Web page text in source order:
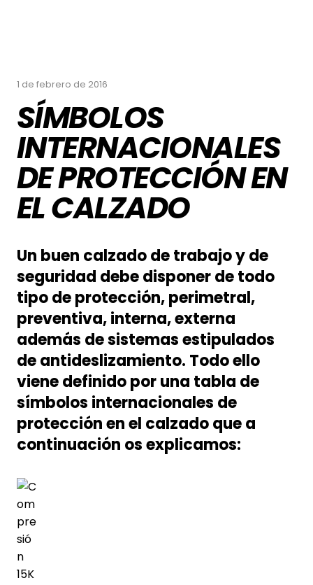
1 de febrero de 2016
SÍMBOLOS
INTERNACIONALES
DE PROTECCIÓN EN
EL CALZADO
Un buen calzado de trabajo y de
seguridad debe disponer de todo
tipo de protección, perimetral,
preventiva, interna, externa
además de sistemas estipulados
de antideslizamiento. Todo ello
viene definido por una tabla de
símbolos internacionales de
protección en el calzado que a
continuación os explicamos: